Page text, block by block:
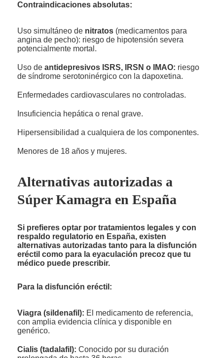
Contraindicaciones absolutas:
Uso simultáneo de nitratos (medicamentos para
angina de pecho): riesgo de hipotensión severa
potencialmente mortal.
Uso de antidepresivos ISRS, IRSN o IMAO: riesgo
de síndrome serotoninérgico con la dapoxetina.
Enfermedades cardiovasculares no controladas.
Insuficiencia hepática o renal grave.
Hipersensibilidad a cualquiera de los componentes.
Menores de 18 años y mujeres.
Alternativas autorizadas a
Súper Kamagra en España
Si prefieres optar por tratamientos legales y con
respaldo regulatorio en España, existen
alternativas autorizadas tanto para la disfunción
eréctil como para la eyaculación precoz que tu
médico puede prescribir.
Para la disfunción eréctil:
Viagra (sildenafil): El medicamento de referencia,
con amplia evidencia clínica y disponible en
genérico.
Cialis (tadalafil): Conocido por su duración